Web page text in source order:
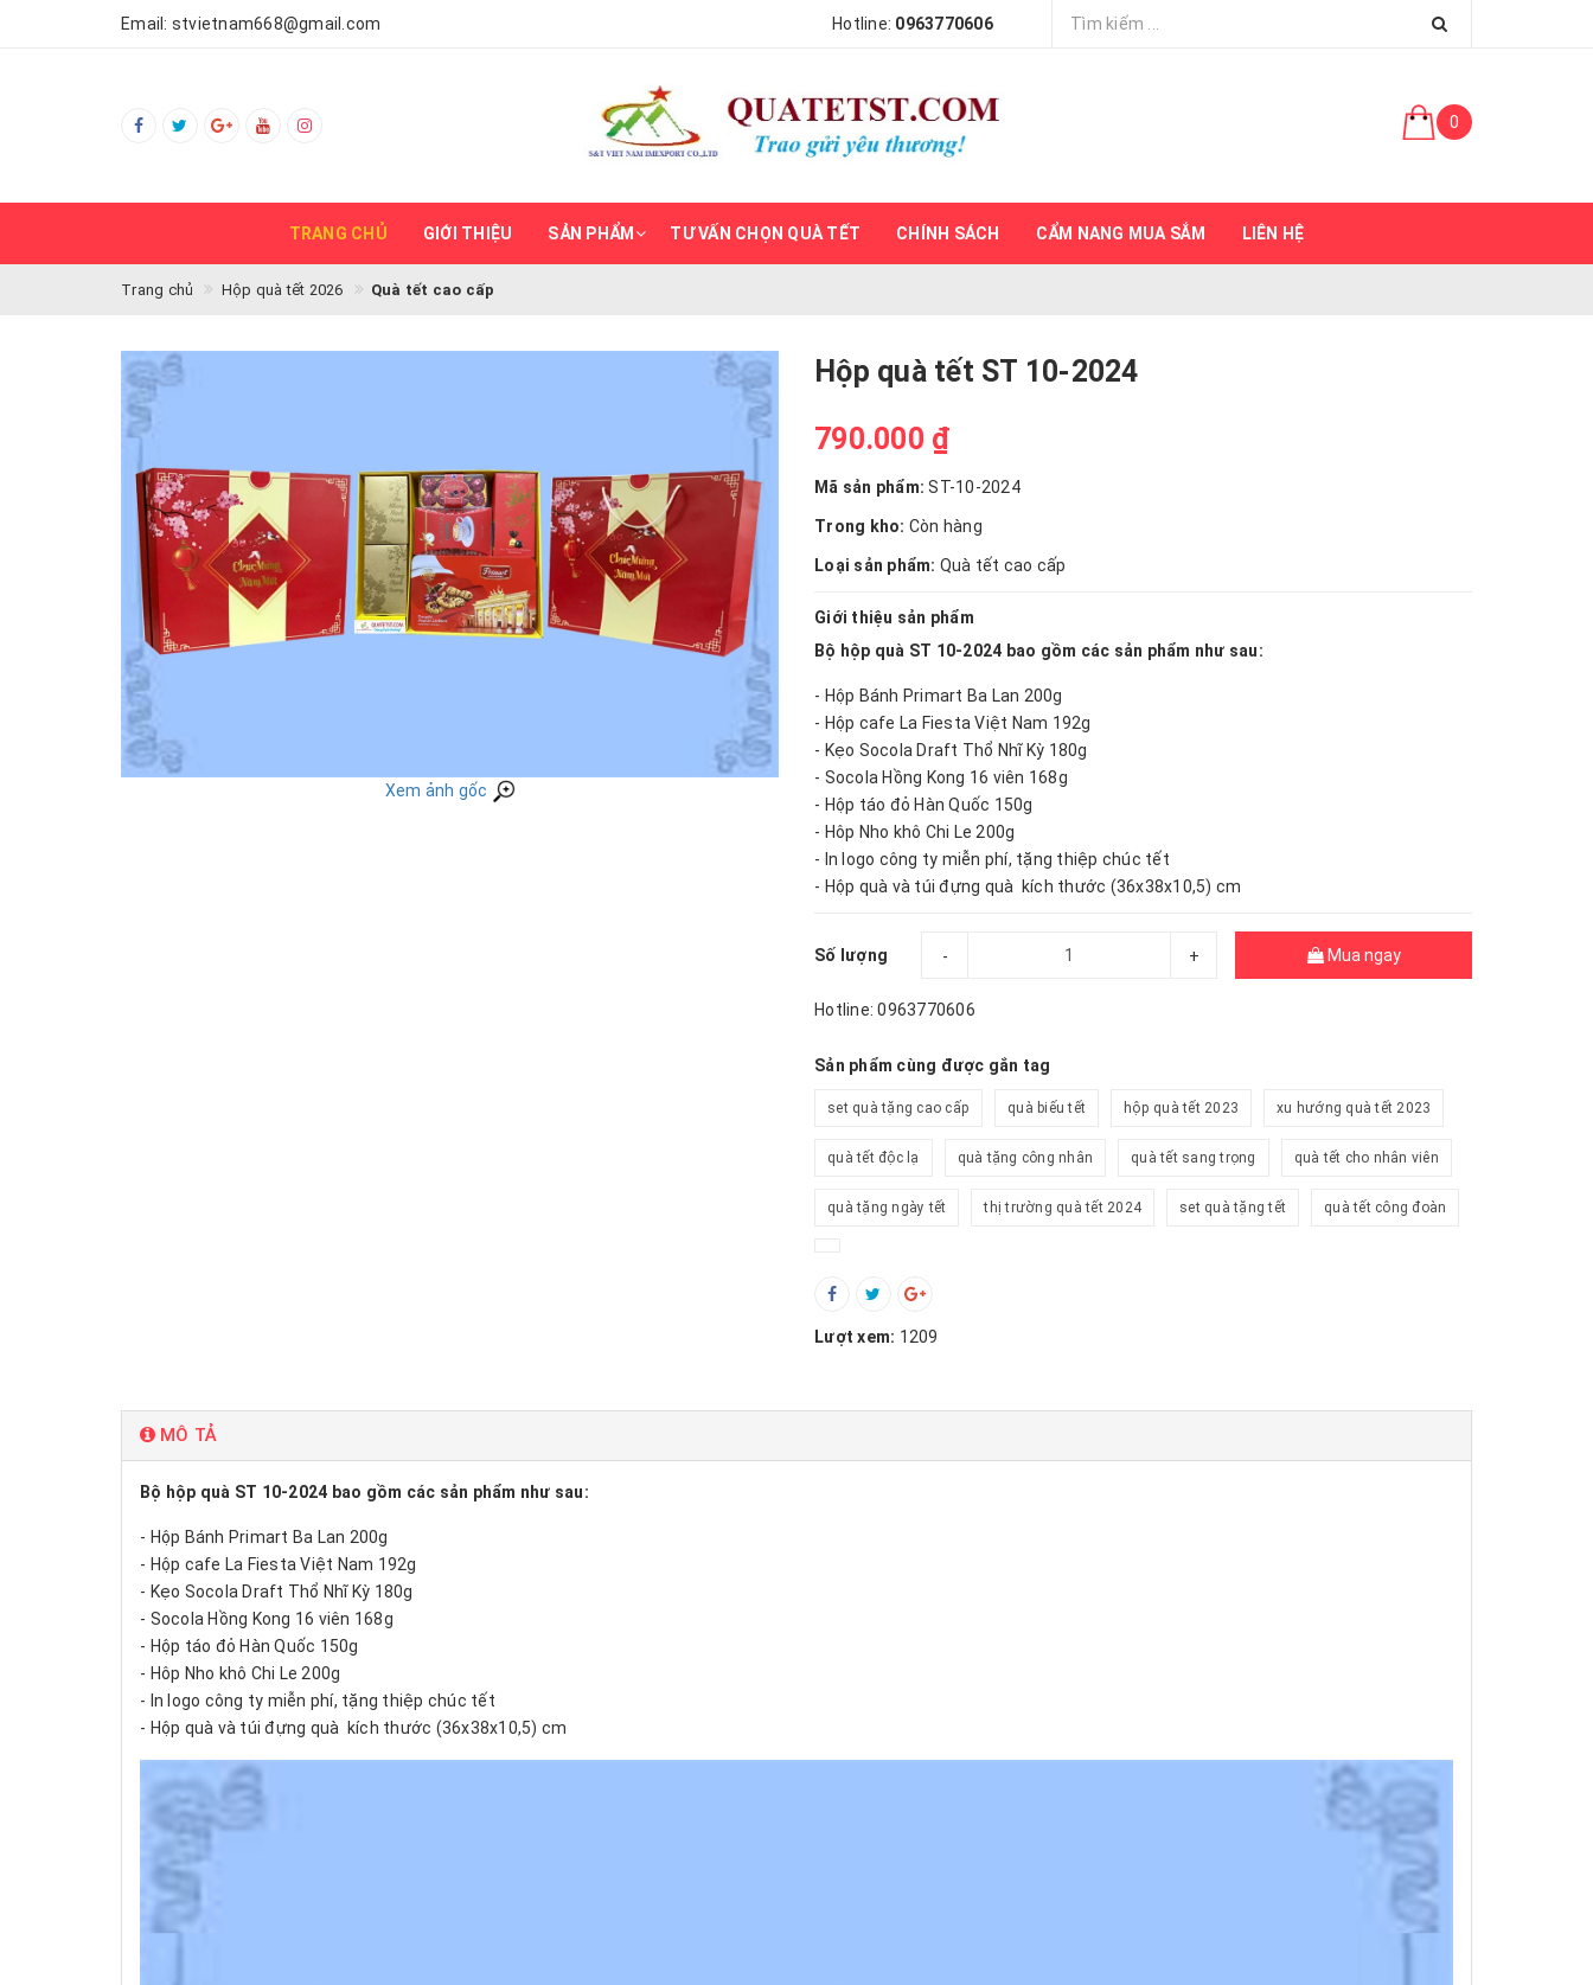
Email: stvietnam668@gmail.com Hotline: 0963770606
0
TRANG CHỦ GIỚI THIỆU SẢN PHẨM TƯ VẤN CHỌN QUÀ TẾT CHÍNH SÁCH CẨM NANG MUA SẮM LIÊN HỆ
Trang chủ Hộp quà tết 2026 Quà tết cao cấp
Xem ảnh gốc
Hộp quà tết ST 10-2024
790.000 ₫
Mã sản phẩm:ST-10-2024
Trong kho: Còn hàng
Loại sản phẩm: Quà tết cao cấp
Giới thiệu sản phẩm
Bộ hộp quà ST 10-2024 bao gồm các sản phẩm như sau:
- Hộp Bánh Primart Ba Lan 200g
- Hộp cafe La Fiesta Việt Nam 192g
- Kẹo Socola Draft Thổ Nhĩ Kỳ 180g
- Socola Hồng Kong 16 viên 168g
- Hộp táo đỏ Hàn Quốc 150g
- Hôp Nho khô Chi Le 200g
- In logo công ty miễn phí, tặng thiệp chúc tết
- Hộp quà và túi đựng quà kích thước (36x38x10,5) cm
Số lượng - + Mua ngay
Hotline: 0963770606
Sản phẩm cùng được gắn tag
set quà tặng cao cấp quà biếu tết hộp quà tết 2023 xu hướng quà tết 2023
quà tết độc lạ quà tặng công nhân quà tết sang trọng quà tết cho nhân viên
quà tặng ngày tết thị trường quà tết 2024 set quà tặng tết quà tết công đoàn
Lượt xem: 1209
MÔ TẢ
Bộ hộp quà ST 10-2024 bao gồm các sản phẩm như sau:
- Hộp Bánh Primart Ba Lan 200g
- Hộp cafe La Fiesta Việt Nam 192g
- Kẹo Socola Draft Thổ Nhĩ Kỳ 180g
- Socola Hồng Kong 16 viên 168g
- Hộp táo đỏ Hàn Quốc 150g
- Hôp Nho khô Chi Le 200g
- In logo công ty miễn phí, tặng thiệp chúc tết
- Hộp quà và túi đựng quà kích thước (36x38x10,5) cm